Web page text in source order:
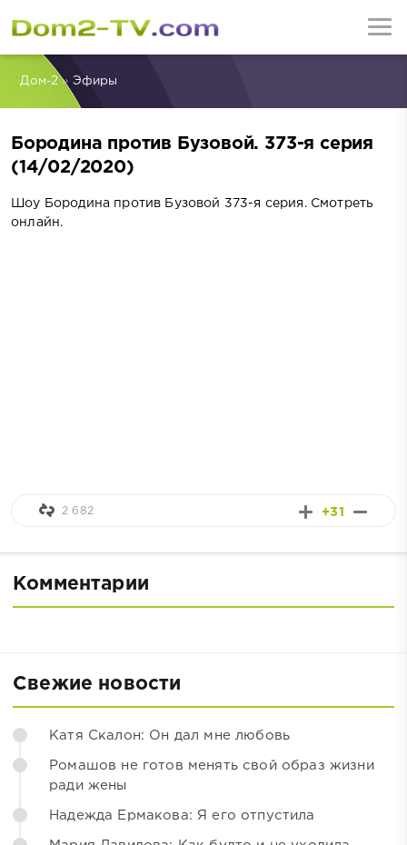
Дом-2» Эфиры
Бородина против Бузовой. 373-я серия
(14/02/2020)
Шоу Бородина против Бузовой 373-я серия. Смотреть
онлайн.
+31
2 682
Комментарии
Свежие новости
Катя Скалон: Он дал мне любовь
Ромашов не готов менять свой образ жизни
ради жены
Надежда Ермакова: Я его отпустила